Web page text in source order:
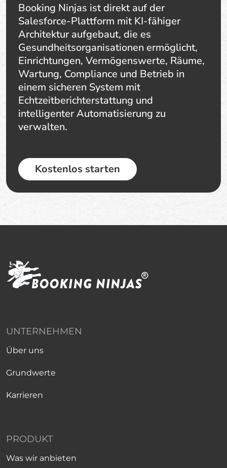
Booking Ninjas ist direkt auf der
Salesforce-Plattform mit KI-fähiger
Architektur aufgebaut, die es
Gesundheitsorganisationen ermöglicht,
Einrichtungen, Vermögenswerte, Räume,
Wartung, Compliance und Betrieb in
einem sicheren System mit
Echtzeitberichterstattung und
intelligenter Automatisierung zu
verwalten.
Kostenlos starten
UNTERNEHMEN
Über uns
Grundwerte
Karrieren
PRODUKT
Was wir anbieten